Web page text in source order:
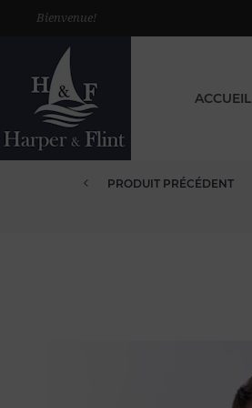
Bienvenue!
ACCUEIL
PRODUIT PRÉCÉDENT